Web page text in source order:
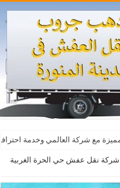
مع شركة العالمي وخدمة
بدون تقطيع
شركة نقل عفش حي الحرة الغربية